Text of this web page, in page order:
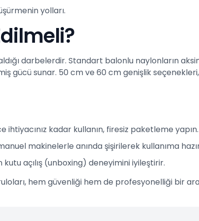
yolları.
darbelerdir. Standart balonlu naylonların
gücü sunar. 50 cm ve 60 cm genişlik
ihtiyacınız kadar kullanın, firesiz paketleme yapın.
makinelerle anında şişirilerek kullanıma
açılış (unboxing) deneyimini iyileştirir.
hem güvenliği hem de profesyonelliği bir